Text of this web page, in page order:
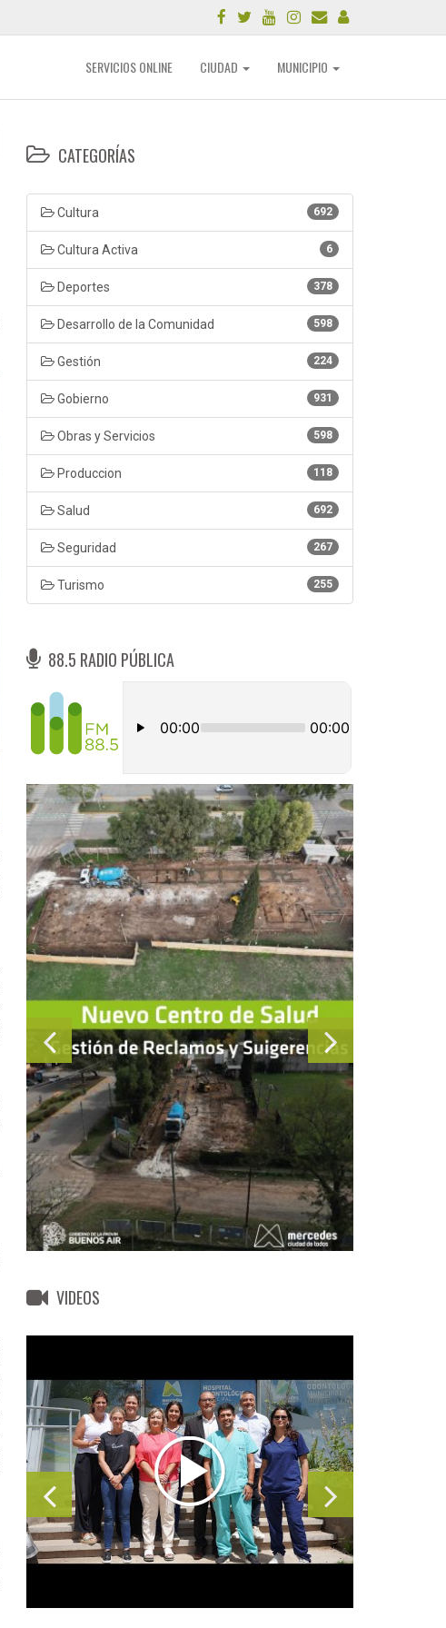
SERVICIOS ONLINE CIUDAD MUNICIPIO
CATEGORÍAS
692
Cultura
6
Cultura Activa
378
Deportes
598
Desarrollo de la Comunidad
224
Gestión
931
Gobierno
598
Obras y Servicios
118
Produccion
692
Salud
267
Seguridad
255
Turismo
88.5 RADIO PÚBLICA
VIDEOS